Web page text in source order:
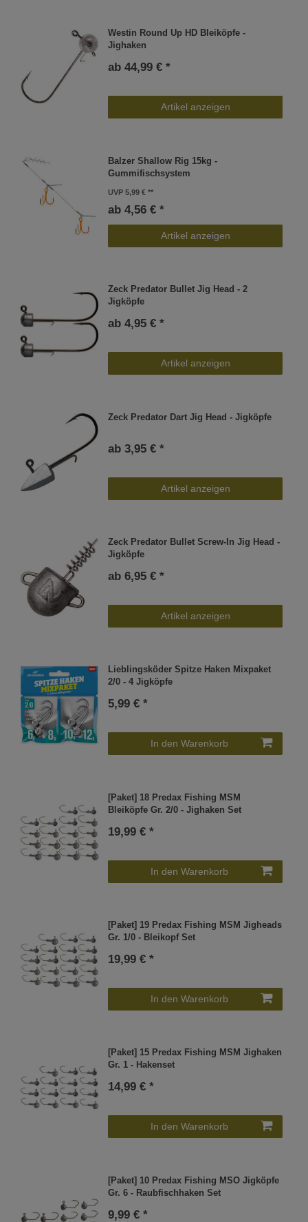
Westin Round Up HD Bleiköpfe -
Jighaken
ab 44,99 € *
Artikel anzeigen
Balzer Shallow Rig 15kg -
Gummifischsystem
UVP 5,99 €
ab 4,56 € *
Artikel anzeigen
Zeck Predator Bullet Jig Head - 2
Jigköpfe
ab 4,95 € *
Artikel anzeigen
Zeck Predator Dart Jig Head - Jigköpfe
ab 3,95 € *
Artikel anzeigen
Zeck Predator Bullet Screw-In Jig Head -
Jigköpfe
ab 6,95 € *
Artikel anzeigen
Lieblingsköder Spitze Haken Mixpaket
2/0 - 4 Jigköpfe
5,99 € *
In den Warenkorb
[Paket] 18 Predax Fishing MSM
Bleiköpfe Gr. 2/0 - Jighaken Set
19,99 € *
In den Warenkorb
[Paket] 19 Predax Fishing MSM Jigheads
Gr. 1/0 - Bleikopf Set
19,99 € *
In den Warenkorb
[Paket] 15 Predax Fishing MSM Jighaken
Gr. 1 - Hakenset
14,99 € *
In den Warenkorb
[Paket] 10 Predax Fishing MSO Jigköpfe
Gr. 6 - Raubfischhaken Set
9,99 € *